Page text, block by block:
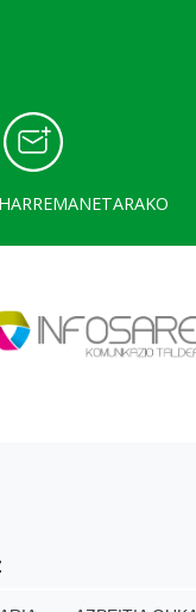
HARREMANETARAKO